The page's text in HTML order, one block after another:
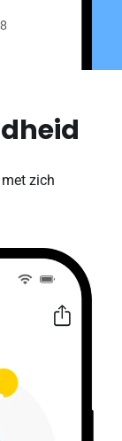
zich